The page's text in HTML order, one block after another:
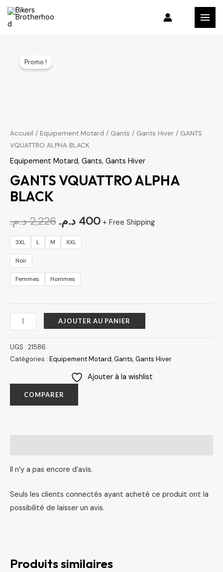
Aller
Promo !
Accueil / Equipement Motard / Gants / Gants Hiver / GANTS
VQUATTRO ALPHA BLACK
Equipement Motard, Gants, Gants Hiver
GANTS VQUATTRO ALPHA
BLACK
2,226 د.م.
2,226 د.م..
400 د.م.
400 د.م..
+ Free Shipping
3XL L M XXL
Noir
Femmes Hommes
AJOUTER AU PANIER
UGS : 21586
Catégories : Equipement Motard,Gants,Gants Hiver
Ajouter à la wishlist
COMPARER
Il n’y a pas encore d’avis.
Seuls les clients connectés ayant acheté ce produit ont la
possibilité de laisser un avis.
Produits similaires